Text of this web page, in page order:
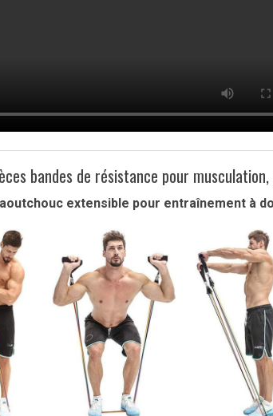
bandes de résistance pour
extensible pour entraînement à